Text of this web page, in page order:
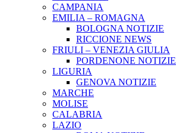
CAMPANIA
EMILIA – ROMAGNA
BOLOGNA NOTIZIE
RICCIONE NEWS
FRIULI – VENEZIA GIULIA
PORDENONE NOTIZIE
LIGURIA
GENOVA NOTIZIE
MARCHE
MOLISE
CALABRIA
LAZIO